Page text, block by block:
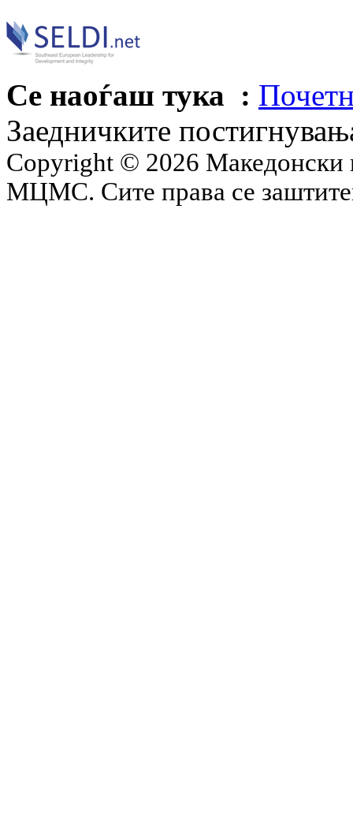
Се наоѓаш тука :
Заедничките
Copyright © 2026 Македонски
МЦМС. Сите права се